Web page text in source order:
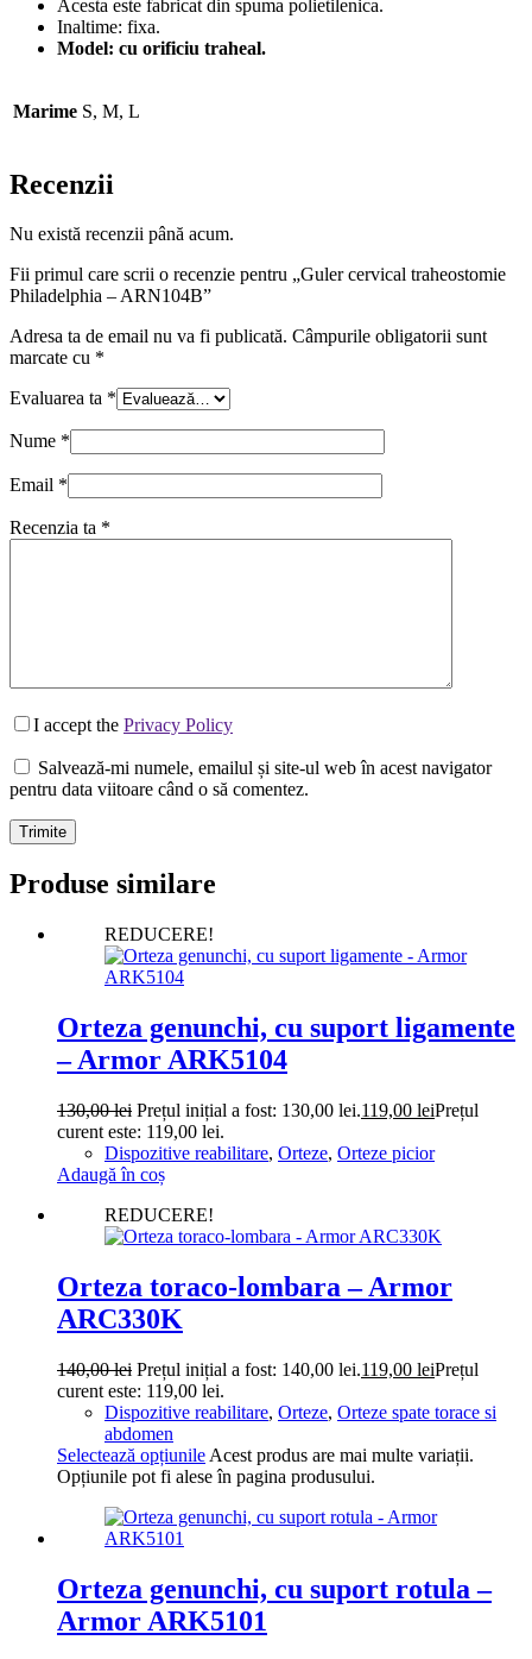
Acesta este fabricat din spuma polietilenica.
Inaltime: fixa.
Model: cu orificiu traheal.
Marime S, M, L
Recenzii
Nu există recenzii până acum.
Fii primul care scrii o recenzie pentru „Guler cervical traheostomie
Philadelphia – ARN104B”
Adresa ta de email nu va fi publicată. Câmpurile obligatorii sunt
marcate cu *
Evaluarea ta *
Nume *
Email *
Recenzia ta *
I accept the Privacy Policy
Salvează-mi numele, emailul și site-ul web în acest navigator
pentru data viitoare când o să comentez.
Trimite
Produse similare
REDUCERE!
Orteza genunchi, cu suport ligamente
– Armor ARK5104
130,00lei Prețul inițial a fost: 130,00 lei.119,00 leiPrețul
curent este: 119,00 lei.
Dispozitive reabilitare, Orteze, Orteze picior
Adaugă în coș
REDUCERE!
Orteza toraco-lombara – Armor
ARC330K
140,00lei Prețul inițial a fost: 140,00 lei.119,00 leiPrețul
curent este: 119,00 lei.
Dispozitive reabilitare, Orteze, Orteze spate torace si
abdomen
Selectează opțiunile Acest produs are mai multe variații.
Opțiunile pot fi alese în pagina produsului.
Orteza genunchi, cu suport rotula –
Armor ARK5101